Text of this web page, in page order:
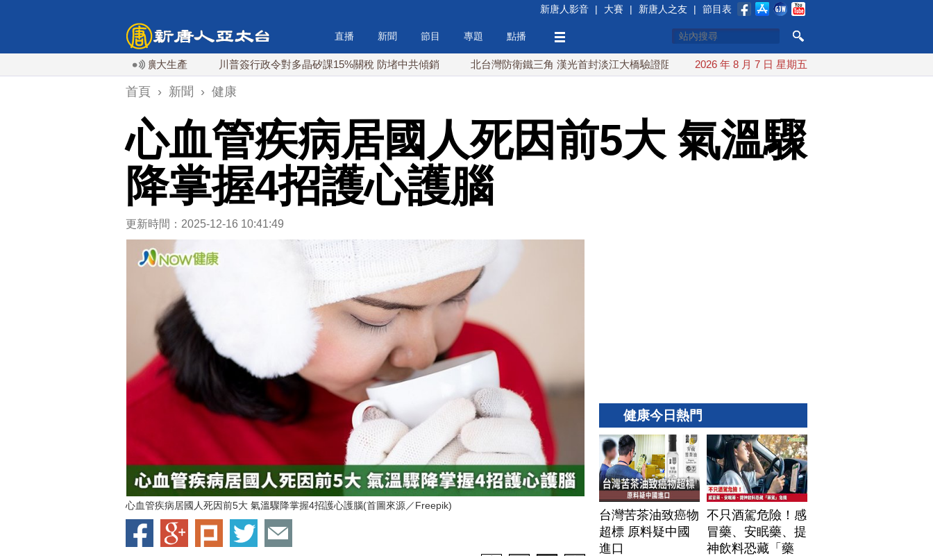
新唐人影音 | 大賽 | 新唐人之友 | 節目表
直播 新聞 節目 專題 點播
判進展 美彈藥充足再擴大生產 川普簽行政令對多晶矽課15%關稅 防堵中共傾銷 北台灣防衛鐵三角 漢光首封淡江大橋驗證阻敵戰略 中共軍艦撞自家海警船釀2死 掩蓋一年後才曝光
2026 年 8 月 7 日 星期五
首頁 › 新聞 › 健康
心血管疾病居國人死因前5大 氣溫驟
降掌握4招護心護腦
更新時間：2025-12-16 10:41:49
心血管疾病居國人死因前5大 氣溫驟降掌握4招護心護腦(首圖來源／Freepik)
健康今日熱門
台灣苦茶油致癌物
超標 原料疑中國
進口
不只酒駕危險！感
冒藥、安眠藥、提
神飲料恐藏「藥